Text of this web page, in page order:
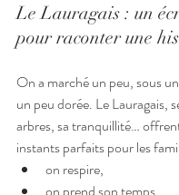
Le Lauragais : un
pour raconter une
On a marché un peu, sous
un peu dorée. Le Lauragais,
arbres, sa tranquillité…
instants parfaits pour les
on respire,